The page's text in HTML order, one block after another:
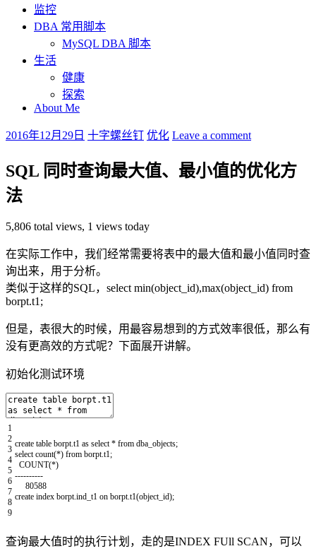
监控
DBA 常用脚本
MySQL DBA 脚本
生活
健康
探索
About Me
2016年12月29日 十字螺丝钉 优化 Leave a comment
SQL 同时查询最大值、最小值的优化方
法
5,806 total views, 1 views today
在实际工作中，我们经常需要将表中的最大值和最小值同时查
询出来，用于分析。
类似于这样的SQL，select min(object_id),max(object_id) from
borpt.t1;
但是，表很大的时候，用最容易想到的方式效率很低，那么有
没有更高效的方式呢？下面展开讲解。
初始化测试环境
1
2
3
4
5
6
7
8
9
create table borpt t1 as select * from dba_objects;
select count(*) from borpt t1 ;
COUNT(*)
----------
80588
create index borpt ind_t1 on borpt t1(object_id);
查询最大值时的执行计划，走的是INDEX FUll SCAN，可以